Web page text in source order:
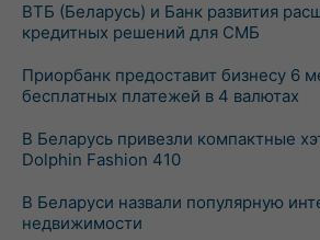
ВТБ (Беларусь) и Банк развития
кредитных решений для СМБ
Приорбанк предоставит бизнесу 6
бесплатных платежей в 4 валютах
В Беларусь привезли компактные
Dolphin Fashion 410
В Беларуси назвали популярную
недвижимости